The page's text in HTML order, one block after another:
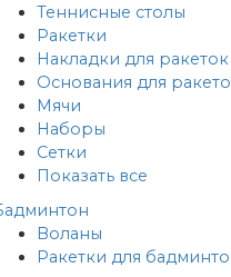
Теннисные столы
Ракетки
Накладки для ракеток
Основания для
Мячи
Наборы
Сетки
Показать все
Воланы
Ракетки для